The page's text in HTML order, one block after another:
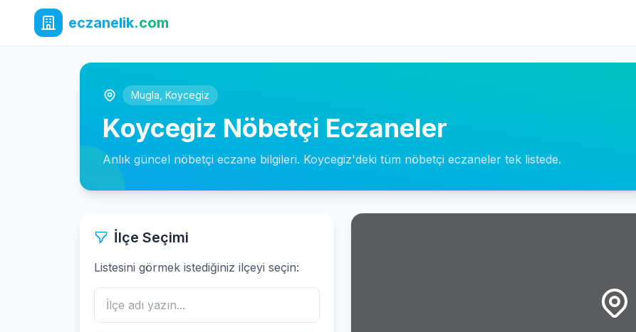
eczanelik.com
Mugla Koycegiz
Koycegiz Nöbetçi Eczaneler
Anlık güncel nöbetçi eczane bilgileri. Koycegiz'deki tüm nöbetçi eczaneler tek listede.
İlçe Seçimi
Listesini görmek istediğiniz ilçeyi seçin: